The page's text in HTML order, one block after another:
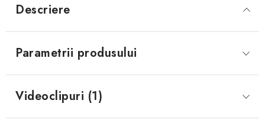
Descriere
Parametrii produsului
Videoclipuri (1)